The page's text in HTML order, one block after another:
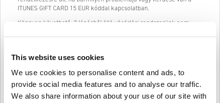
This website uses cookies
We use cookies to personalise content and ads, to
provide social media features and to analyse our traffic.
We also share information about your use of our site with
ITUNES GIFT CARD 15 EUR kóddal kapcsolatban.
Könnyen követhető, 3 lépésből álló vásárlási rendszerünk nem
való megvásárlása a livecards.net webhelyről.